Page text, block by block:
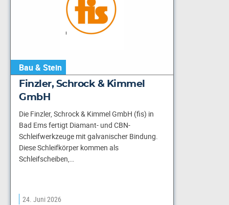
Bau & Stein
Finzler, Schrock & Kimmel
GmbH
Die Finzler, Schrock & Kimmel GmbH (fis) in
Bad Ems fertigt Diamant- und CBN-
Schleifwerkzeuge mit galvanischer Bindung.
Diese Schleifkörper kommen als
Schleifscheiben,…
24. Juni 2026